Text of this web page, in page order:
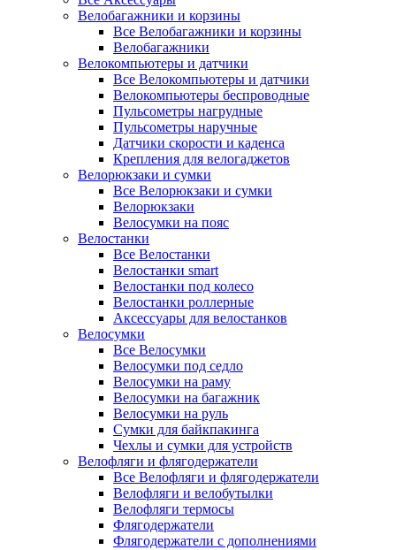
Велобагажники и корзины
Все Велобагажники и корзины
Велобагажники
Велокомпьютеры и датчики
Все Велокомпьютеры и датчики
Велокомпьютеры беспроводные
Пульсометры нагрудные
Пульсометры наручные
Датчики скорости и каденса
Крепления для велогаджетов
Велорюкзаки и сумки
Все Велорюкзаки и сумки
Велорюкзаки
Велосумки на пояс
Велостанки
Все Велостанки
Велостанки smart
Велостанки под колесо
Велостанки роллерные
Аксессуары для велостанков
Велосумки
Все Велосумки
Велосумки под седло
Велосумки на раму
Велосумки на багажник
Велосумки на руль
Сумки для байкпакинга
Чехлы и сумки для устройств
Велофляги и флягодержатели
Все Велофляги и флягодержатели
Велофляги и велобутылки
Велофляги термосы
Флягодержатели
Флягодержатели с дополнениями